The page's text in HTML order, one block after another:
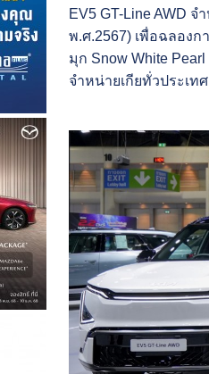
EV5 GT-Line AWD
พ.ศ.2567) เพื่อฉลองก
มุก Snow White
จำหน่ายเกียทั่วประเทศ